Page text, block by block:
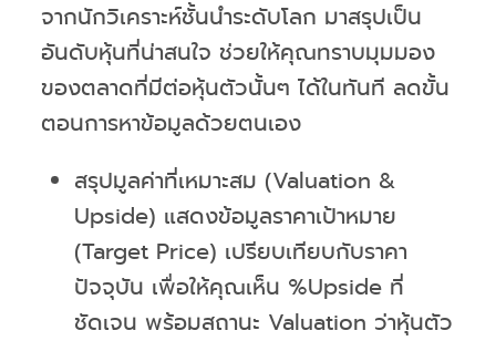
จากนักวิเคราะห์ชั้นนำระดับโลก มาสรุปเป็น
อันดับหุ้นที่น่าสนใจ ช่วยให้คุณทราบมุมมอง
ของตลาดที่มีต่อหุ้นตัวนั้นๆ ได้ในทันที ลดขั้น
ตอนการหาข้อมูลด้วยตนเอง
สรุปมูลค่าที่เหมาะสม (Valuation &
Upside) แสดงข้อมูลราคาเป้าหมาย
(Target Price) เปรียบเทียบกับราคา
ปัจจุบัน เพื่อให้คุณเห็น %Upside ที่
ชัดเจน พร้อมสถานะ Valuation ว่าหุ้นตัว